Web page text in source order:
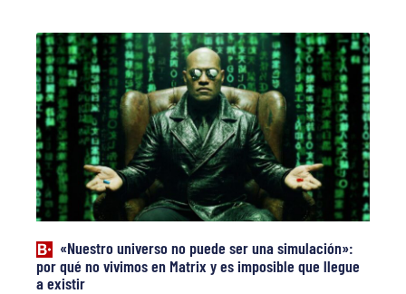
«Nuestro universo no puede ser una simulación»:
por qué no vivimos en Matrix y es imposible que llegue
a existir